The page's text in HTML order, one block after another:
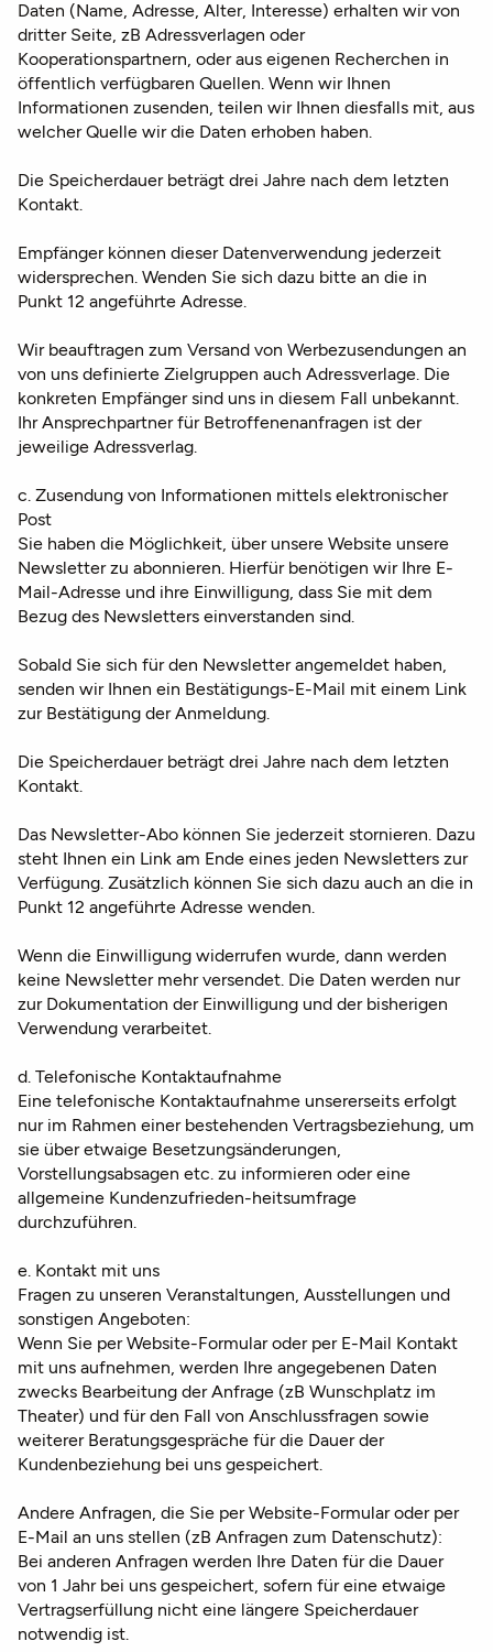
Daten (Name, Adresse, Alter, Interesse) erhalten wir von
dritter Seite, zB Adressverlagen oder
Kooperationspartnern, oder aus eigenen Recherchen in
öffentlich verfügbaren Quellen. Wenn wir Ihnen
Informationen zusenden, teilen wir Ihnen diesfalls mit, aus
welcher Quelle wir die Daten erhoben haben.
Die Speicherdauer beträgt drei Jahre nach dem letzten
Kontakt.
Empfänger können dieser Datenverwendung jederzeit
widersprechen. Wenden Sie sich dazu bitte an die in
Punkt 12 angeführte Adresse.
Wir beauftragen zum Versand von Werbezusendungen an
von uns definierte Zielgruppen auch Adressverlage. Die
konkreten Empfänger sind uns in diesem Fall unbekannt.
Ihr Ansprechpartner für Betroffenenanfragen ist der
jeweilige Adressverlag.
c. Zusendung von Informationen mittels elektronischer
Post
Sie haben die Möglichkeit, über unsere Website unsere
Newsletter zu abonnieren. Hierfür benötigen wir Ihre E-
Mail-Adresse und ihre Einwilligung, dass Sie mit dem
Bezug des Newsletters einverstanden sind.
Sobald Sie sich für den Newsletter angemeldet haben,
senden wir Ihnen ein Bestätigungs-E-Mail mit einem Link
zur Bestätigung der Anmeldung.
Die Speicherdauer beträgt drei Jahre nach dem letzten
Kontakt.
Das Newsletter-Abo können Sie jederzeit stornieren. Dazu
steht Ihnen ein Link am Ende eines jeden Newsletters zur
Verfügung. Zusätzlich können Sie sich dazu auch an die in
Punkt 12 angeführte Adresse wenden.
Wenn die Einwilligung widerrufen wurde, dann werden
keine Newsletter mehr versendet. Die Daten werden nur
zur Dokumentation der Einwilligung und der bisherigen
Verwendung verarbeitet.
d. Telefonische Kontaktaufnahme
Eine telefonische Kontaktaufnahme unsererseits erfolgt
nur im Rahmen einer bestehenden Vertragsbeziehung, um
sie über etwaige Besetzungsänderungen,
Vorstellungsabsagen etc. zu informieren oder eine
allgemeine Kundenzufrieden-heitsumfrage
durchzuführen.
e. Kontakt mit uns
Fragen zu unseren Veranstaltungen, Ausstellungen und
sonstigen Angeboten:
Wenn Sie per Website-Formular oder per E-Mail Kontakt
mit uns aufnehmen, werden Ihre angegebenen Daten
zwecks Bearbeitung der Anfrage (zB Wunschplatz im
Theater) und für den Fall von Anschlussfragen sowie
weiterer Beratungsgespräche für die Dauer der
Kundenbeziehung bei uns gespeichert.
Andere Anfragen, die Sie per Website-Formular oder per
E-Mail an uns stellen (zB Anfragen zum Datenschutz):
Bei anderen Anfragen werden Ihre Daten für die Dauer
von 1 Jahr bei uns gespeichert, sofern für eine etwaige
Vertragserfüllung nicht eine längere Speicherdauer
notwendig ist.